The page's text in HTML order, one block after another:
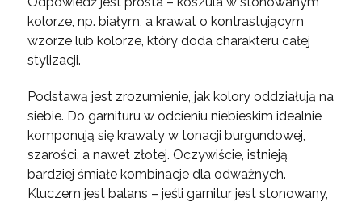
kolorze, np. białym, a krawat o kontrastującym
wzorze lub kolorze, który doda charakteru całej
stylizacji.
Podstawą jest zrozumienie, jak kolory oddziałują na
siebie. Do garnituru w odcieniu niebieskim idealnie
komponują się krawaty w tonacji burgundowej,
szarości, a nawet złotej. Oczywiście, istnieją
bardziej śmiałe kombinacje dla odważnych.
Kluczem jest balans – jeśli garnitur jest stonowany,